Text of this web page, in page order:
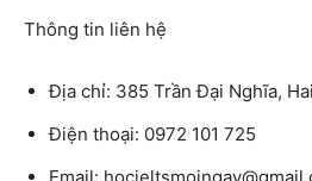
Thông tin liên hệ
Địa chỉ: 385 Trần Đại Nghĩa,
Điện thoại: 0972 101 725